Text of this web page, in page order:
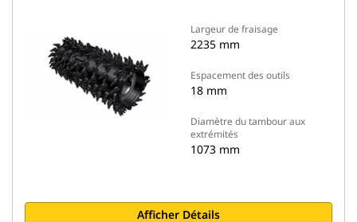
Largeur de fraisage
2235 mm
Espacement des outils
18 mm
Diamètre du tambour aux
extrémités
1073 mm
Afficher Détails